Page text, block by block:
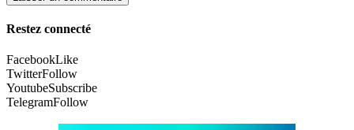
Restez connecté
FacebookLike
TwitterFollow
YoutubeSubscribe
TelegramFollow